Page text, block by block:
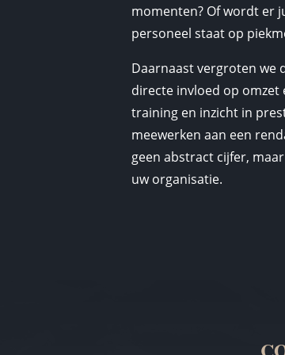
momenten? Of wordt er
personeel staat op
Daarnaast vergroten we
directe invloed op
training en inzicht in
meewerken aan een
geen abstract cijfer,
uw organisatie.